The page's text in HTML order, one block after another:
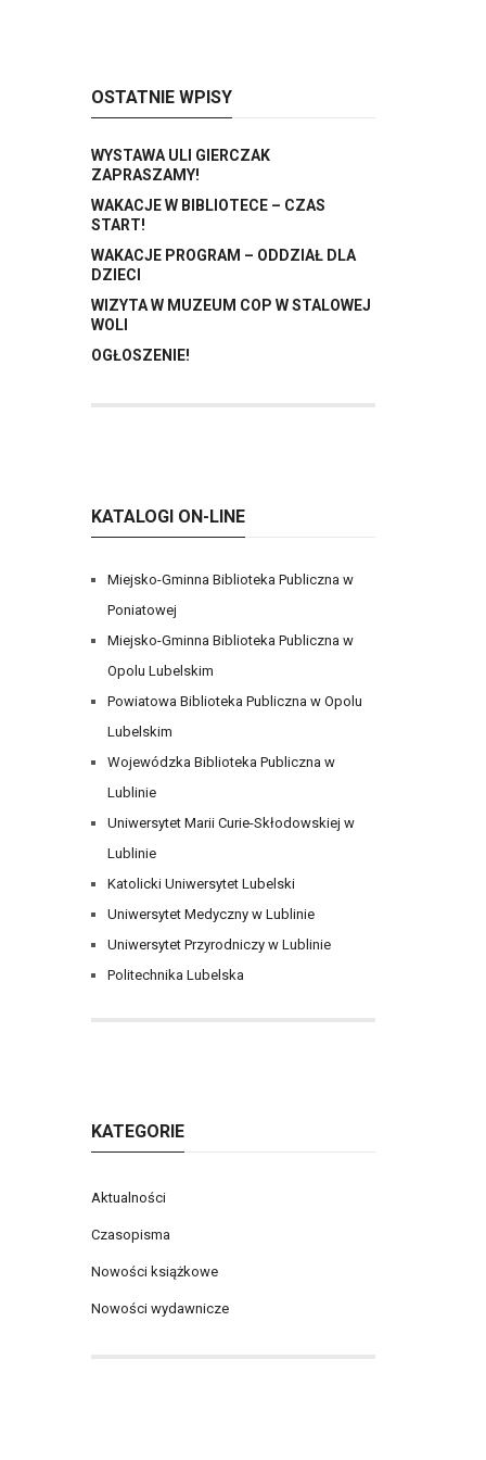
OSTATNIE WPISY
WYSTAWA ULI GIERCZAK
ZAPRASZAMY!
WAKACJE W BIBLIOTECE – CZAS
START!
WAKACJE PROGRAM – ODDZIAŁ DLA
DZIECI
WIZYTA W MUZEUM COP W STALOWEJ
WOLI
OGŁOSZENIE!
KATALOGI ON-LINE
Miejsko-Gminna Biblioteka Publiczna w
Poniatowej
Miejsko-Gminna Biblioteka Publiczna w
Opolu Lubelskim
Powiatowa Biblioteka Publiczna w Opolu
Lubelskim
Wojewódzka Biblioteka Publiczna w
Lublinie
Uniwersytet Marii Curie-Skłodowskiej w
Lublinie
Katolicki Uniwersytet Lubelski
Uniwersytet Medyczny w Lublinie
Uniwersytet Przyrodniczy w Lublinie
Politechnika Lubelska
KATEGORIE
Aktualności
Czasopisma
Nowości książkowe
Nowości wydawnicze